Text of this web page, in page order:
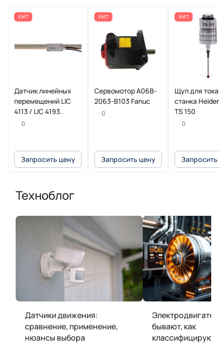
ХИТ
Датчик линейных
перемещений LIC
4113 / LIC 4193
HEIDENHAIN
0
Запросить цену
ХИТ
Сервомотор A06B-
2063-B103 Fanuc
0
Запросить цену
ХИТ
Щуп для
станка
TS 150
0
Техноблог
Датчики движения:
сравнение, применение,
нюансы выбора
бывают, как